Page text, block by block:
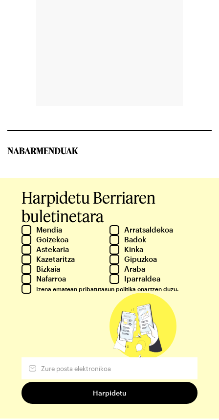
NABARMENDUAK
Harpidetu Berriaren
buletinetara
Mendia
Arratsaldekoa
Goizekoa
Badok
Astekaria
Kinka
Kazetaritza
Gipuzkoa
Bizkaia
Araba
Nafarroa
Iparraldea
Izena ematean pribatutasun politika onartzen duzu.